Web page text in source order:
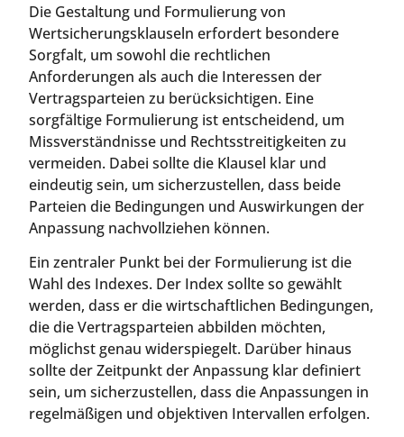
Die Gestaltung und Formulierung von
Wertsicherungsklauseln erfordert besondere
Sorgfalt, um sowohl die rechtlichen
Anforderungen als auch die Interessen der
Vertragsparteien zu berücksichtigen. Eine
sorgfältige Formulierung ist entscheidend, um
Missverständnisse und Rechtsstreitigkeiten zu
vermeiden. Dabei sollte die Klausel klar und
eindeutig sein, um sicherzustellen, dass beide
Parteien die Bedingungen und Auswirkungen der
Anpassung nachvollziehen können.
Ein zentraler Punkt bei der Formulierung ist die
Wahl des Indexes. Der Index sollte so gewählt
werden, dass er die wirtschaftlichen Bedingungen,
die die Vertragsparteien abbilden möchten,
möglichst genau widerspiegelt. Darüber hinaus
sollte der Zeitpunkt der Anpassung klar definiert
sein, um sicherzustellen, dass die Anpassungen in
regelmäßigen und objektiven Intervallen erfolgen.